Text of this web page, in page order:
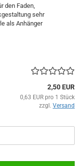
den Faden,
sehr
als Anhänger
2,50 EUR
0,63 EUR pro 1 Stück
zzgl. Versand